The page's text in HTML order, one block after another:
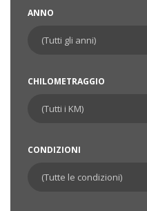
ANNO
CHILOMETRAGGIO
CONDIZIONI